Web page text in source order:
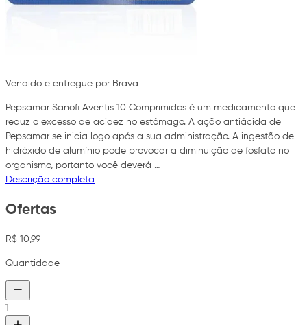
Vendido e entregue por Brava
Pepsamar Sanofi Aventis 10 Comprimidos é um medicamento que
reduz o excesso de acidez no estômago. A ação antiácida de
Pepsamar se inicia logo após a sua administração. A ingestão de
hidróxido de alumínio pode provocar a diminuição de fosfato no
organismo, portanto você deverá …
Descrição completa
Ofertas
R$ 10,99
Quantidade
1